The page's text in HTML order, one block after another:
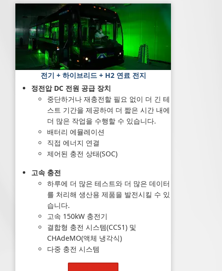
전기 + 하이브리드 + H2 연료 전지
정전압 DC 전원 공급 장치
중단하거나 재충전할 필요 없이 더 긴 테
스트 기간을 제공하여 더 짧은 시간 내에
더 많은 작업을 수행할 수 있습니다.
배터리 에뮬레이션
직접 에너지 연결
제어된 충전 상태(SOC)
고속 충전
하루에 더 많은 테스트와 더 많은 데이터
를 처리해 생산용 제품을 발전시킬 수 있
습니다.
고속 150kW 충전기
결합형 충전 시스템(CCS1) 및
CHAdeMO(액체 냉각식)
다중 충전 시스템